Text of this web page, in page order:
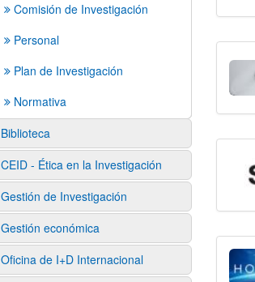
Comisión de Investigación
Personal
Plan de Investigación
Normativa
Biblioteca
CEID - Ética en la Investigación
Gestión de Investigación
Gestión económica
Oficina de I+D Internacional